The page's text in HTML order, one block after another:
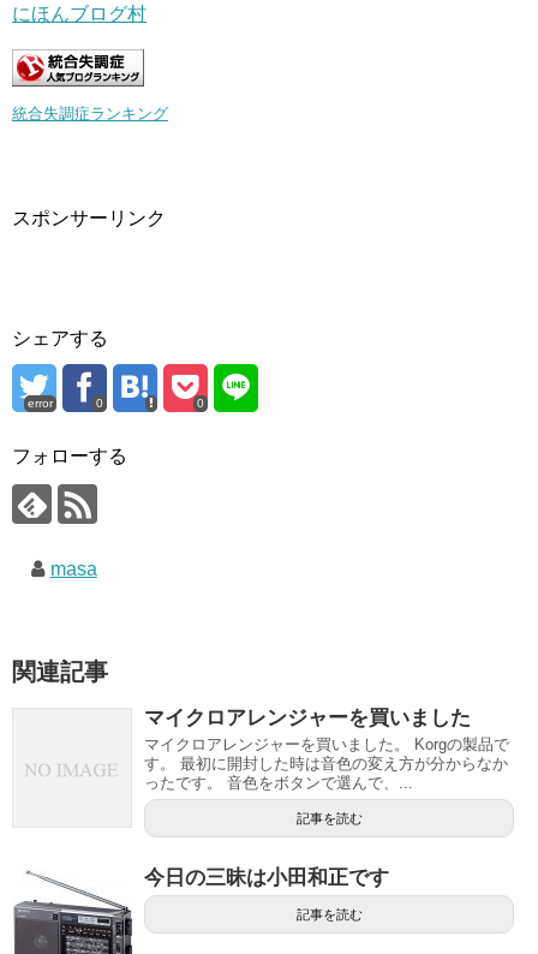
にほんブログ村
統合失調症ランキング
スポンサーリンク
シェアする
error 0 0
フォローする
masa
関連記事
マイクロアレンジャーを買いました
マイクロアレンジャーを買いました。 Korgの製品で
す。 最初に開封した時は音色の変え方が分からなか
ったです。 音色をボタンで選んで、...
記事を読む
今日の三昧は小田和正です
記事を読む